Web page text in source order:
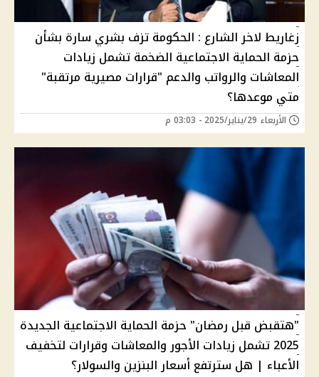
زغاريط لاخر الشارع : الحكومة تزف بشري سارة بشأن
حزمة الحماية الاجتماعية الضخمة تشمل زيادات
المعاشات والرواتب والدعم "قرارات مصيرية مرتقبة"
متي موعدها؟
الأربعاء 29/يناير/2025 - 03:03 م
"هتقبض قبل رمضان" حزمة الحماية الاجتماعية الجديدة
2025 تشمل زيادات الأجور والمعاشات وقرارات لتخفيف
الأعباء | هل سترتفع أسعار البنزين والسولار؟